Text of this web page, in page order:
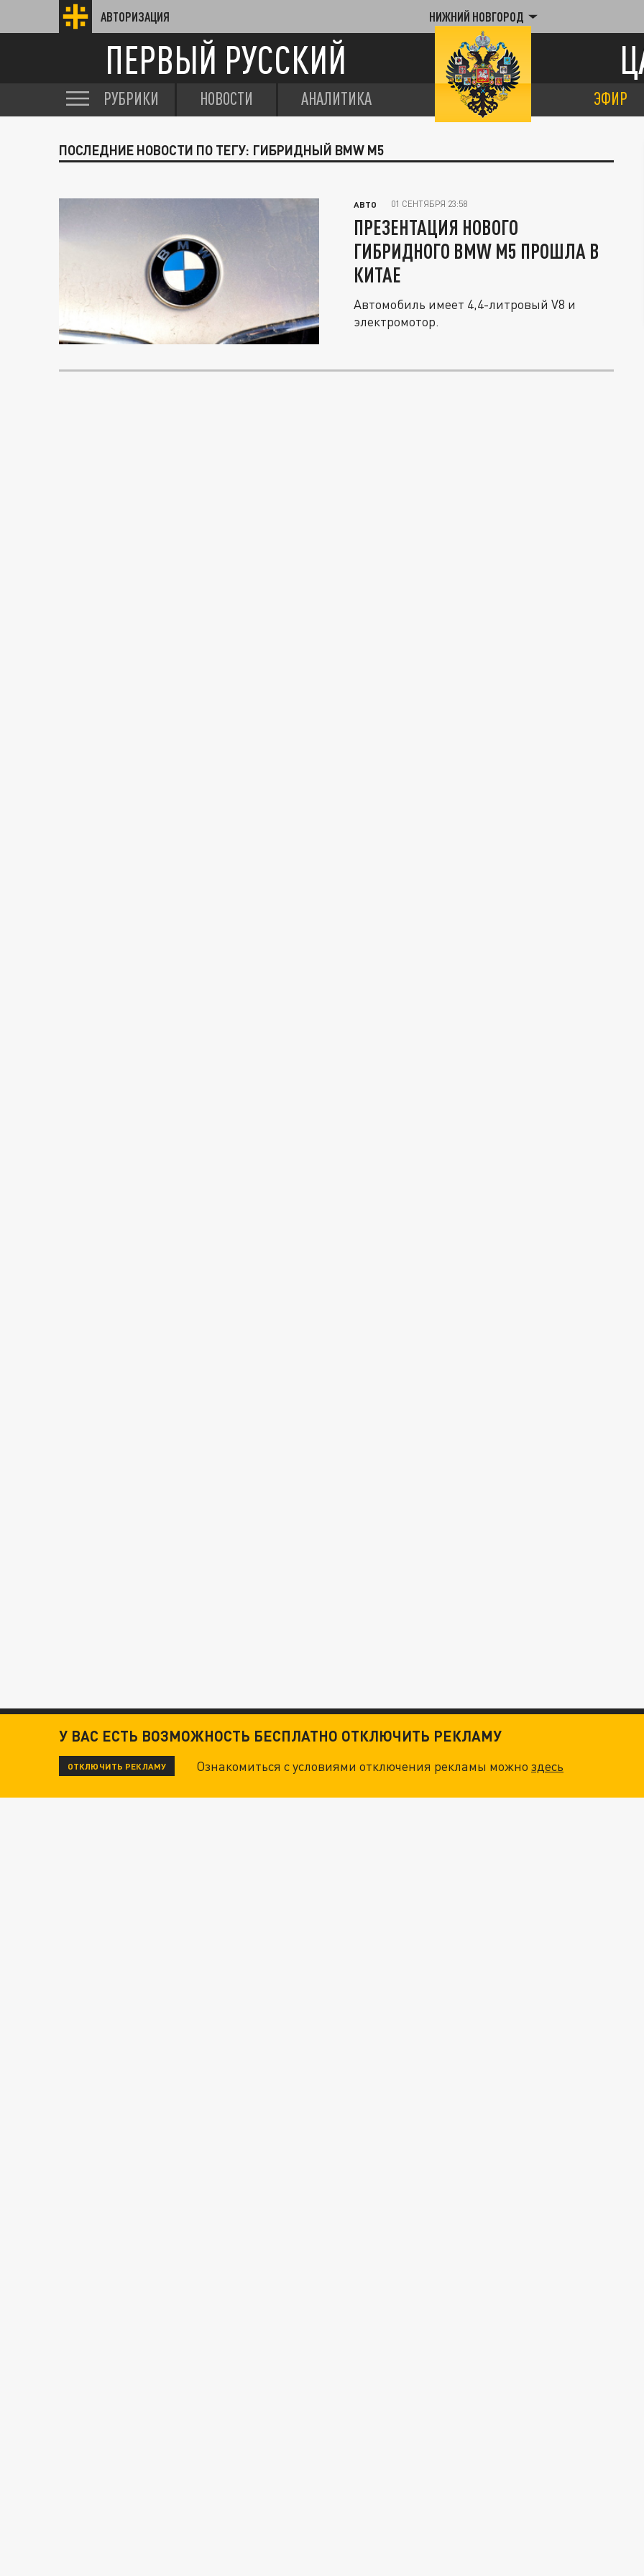
АВТОРИЗАЦИЯ НИЖНИЙ НОВГОРОД
ПЕРВЫЙ РУССКИЙ
РУБРИКИ НОВОСТИ АНАЛИТИКА ЭФИР
ПОСЛЕДНИЕ НОВОСТИ ПО ТЕГУ: ГИБРИДНЫЙ BMW M5
АВТО 01 СЕНТЯБРЯ 23:58
ПРЕЗЕНТАЦИЯ НОВОГО
ГИБРИДНОГО BMW M5 ПРОШЛА В
КИТАЕ
Автомобиль имеет 4,4-литровый V8 и
электромотор.
У ВАС ЕСТЬ ВОЗМОЖНОСТЬ БЕСПЛАТНО ОТКЛЮЧИТЬ РЕКЛАМУ
ОТКЛЮЧИТЬ РЕКЛАМУ Ознакомиться с условиями отключения рекламы можноздесь